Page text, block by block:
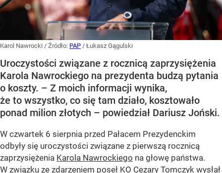
Karol Nawrocki / Źródło: PAP / Łukasz Gągulski
Uroczystości związane z rocznicą zaprzysiężenia
Karola Nawrockiego na prezydenta budzą pytania
o koszty. – Z moich informacji wynika,
że to wszystko, co się tam działo, kosztowało
ponad milion złotych – powiedział Dariusz Joński.
W czwartek 6 sierpnia przed Pałacem Prezydenckim
odbyły się uroczystości związane z pierwszą rocznicą
zaprzysiężenia Karola Nawrockiego na głowę państwa.
W związku ze zdarzeniem poseł KO Cezary Tomczyk wysłał